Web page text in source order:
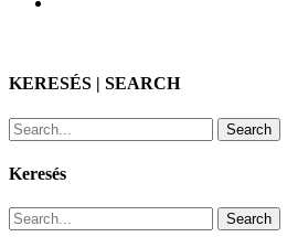
KERESÉS | SEARCH
Search
Keresés
Search